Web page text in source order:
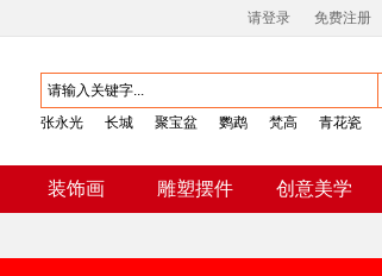
请登录 免费注册
张永光 长城 聚宝盆 鹦鹉 梵高 青花瓷
装饰画 雕塑摆件 创意美学